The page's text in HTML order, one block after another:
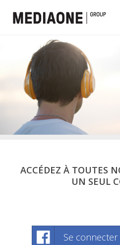
ACCÉDEZ À TOUTES
UN SEUL
Se connecter